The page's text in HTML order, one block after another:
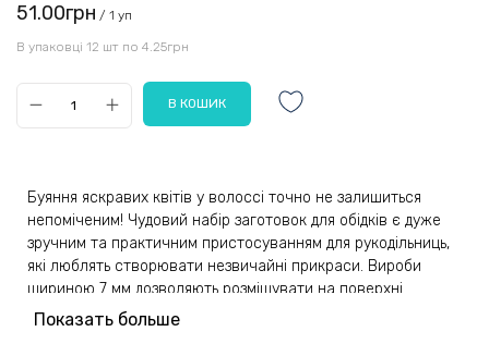
51.00грн / 1 уп
В упаковці 12 шт по 4.25грн
Буяння яскравих квітів у волоссі точно не залишиться
непоміченим! Чудовий набір заготовок для обідків є дуже
зручним та практичним пристосуванням для рукодільниць,
які люблять створювати незвичайні прикраси. Вироби
шириною 7 мм дозволяють розміщувати на поверхні
різноманітні декоративні елементи, які вигідно підкреслять
Показать больше